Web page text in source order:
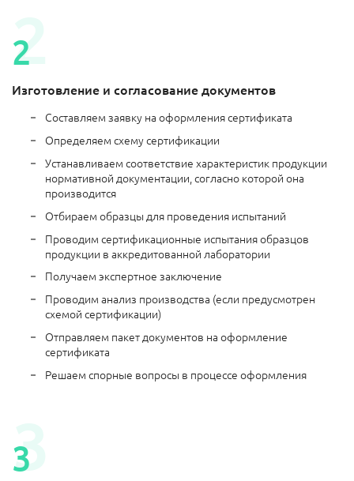
Изготовление и согласование документов
Составляем заявку на оформления сертификата
Определяем схему сертификации
Устанавливаем соответствие характеристик продукции
нормативной документации, согласно которой она
производится
Отбираем образцы для проведения испытаний
Проводим сертификационные испытания образцов
продукции в аккредитованной лаборатории
Получаем экспертное заключение
Проводим анализ производства (если предусмотрен
схемой сертификации)
Отправляем пакет документов на оформление
сертификата
Решаем спорные вопросы в процессе оформления